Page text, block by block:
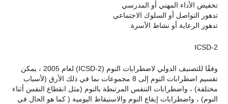
تخفيض الأداء المهني أو المدرسي
تدهور التواصل أو السلوك الاجتماعي
تدهور الرعاية أو نشاط الأسرة.
ICSD-2
وفقًا للتصنيف الدولي لاضطرابات النوم (ICSD-2) لعام 2005 ، يمكن
تقسيم اضطرابات النوم إلى 8 مجموعات بما في ذلك الأرق (لأسباب
مختلفة) ، واضطرابات التنفس المرتبطة بالنوم (مثل انقطاع النفس أثناء
النوم) ، واضطرابات إيقاع النوم والاستيقاظ اليومية ( كما هو الحال في